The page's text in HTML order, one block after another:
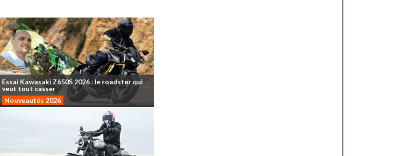
Essai Kawasaki Z650S2026:le roadster qui
veut tout casser
Nouveautés 2026